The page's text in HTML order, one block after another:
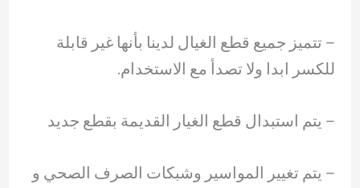
– ‏تتميز جميع قطع الغيال لدينا بأنها غير قابلة
للكسر ابدا ولا تصدأ مع الاستخدام.
– ‏يتم استبدال قطع الغيار القديمة بقطع جديد
– ‏يتم تغيير المواسير وشبكات الصرف الصحي و